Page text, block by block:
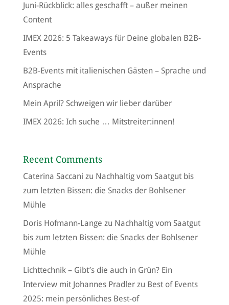
Juni-Rückblick: alles geschafft – außer meinen
Content
IMEX 2026: 5 Takeaways für Deine globalen B2B-
Events
B2B-Events mit italienischen Gästen – Sprache und
Ansprache
Mein April? Schweigen wir lieber darüber
IMEX 2026: Ich suche … Mitstreiter:innen!
Recent Comments
Caterina Saccani zu Nachhaltig vom Saatgut bis
zum letzten Bissen: die Snacks der Bohlsener
Mühle
Doris Hofmann-Lange zu Nachhaltig vom Saatgut
bis zum letzten Bissen: die Snacks der Bohlsener
Mühle
Lichttechnik – Gibt’s die auch in Grün? Ein
Interview mit Johannes Pradlerzu Best of Events
2025: mein persönliches Best-of